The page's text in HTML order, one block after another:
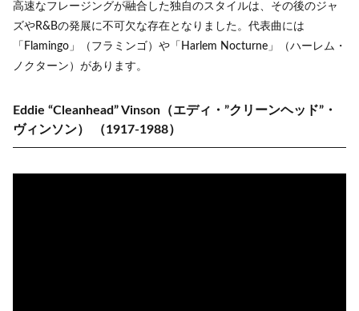
高速なフレージングが融合した独自のスタイルは、その後のジャ
ズやR&Bの発展に不可欠な存在となりました。代表曲には
「Flamingo」（フラミンゴ）や「Harlem Nocturne」（ハーレム・
ノクターン）があります。
Eddie “Cleanhead” Vinson（エディ・”クリーンヘッド”・
ヴィンソン）
（1917-1988）